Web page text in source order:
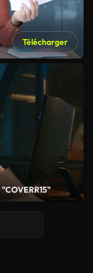
Télécharger
"COVERR15"